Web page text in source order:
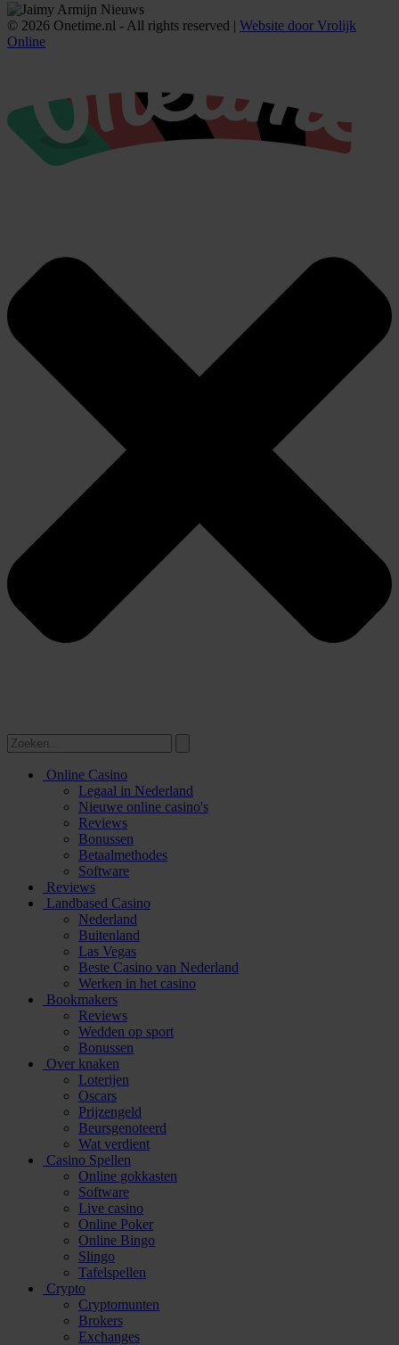
© 2026 Onetime.nl - All rights reserved | Website door Vrolijk
Online
Online Casino
Legaal in Nederland
Nieuwe online casino's
Reviews
Bonussen
Betaalmethodes
Software
Reviews
Landbased Casino
Nederland
Buitenland
Las Vegas
Beste Casino van Nederland
Werken in het casino
Bookmakers
Reviews
Wedden op sport
Bonussen
Over knaken
Loterijen
Oscars
Prijzengeld
Beursgenoteerd
Wat verdient
Casino Spellen
Online gokkasten
Software
Live casino
Online Poker
Online Bingo
Slingo
Tafelspellen
Crypto
Cryptomunten
Brokers
Exchanges